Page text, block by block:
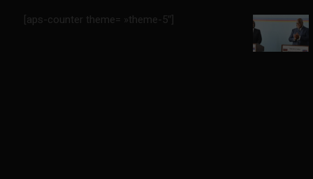
[aps-counter theme= »theme-5″]